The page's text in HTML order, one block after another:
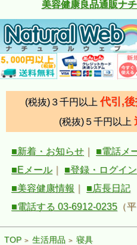
美容健康良品通販ナ
(税抜)３千円以上 代引,
(税抜)５千円以上
■新着・お知らせ
■電話メ
■Eメール
■登録・ログイン
■美容健康情報
■店長日記
■電話する 03-6912-0235 （
TOP > 生活用品 > 寝具